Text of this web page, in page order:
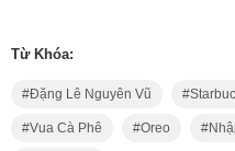
Từ Khóa:
Đặng Lê Nguyên Vũ
Vua Cà Phê Oreo